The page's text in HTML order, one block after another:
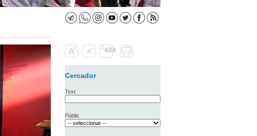
Cercador
Text
Públic